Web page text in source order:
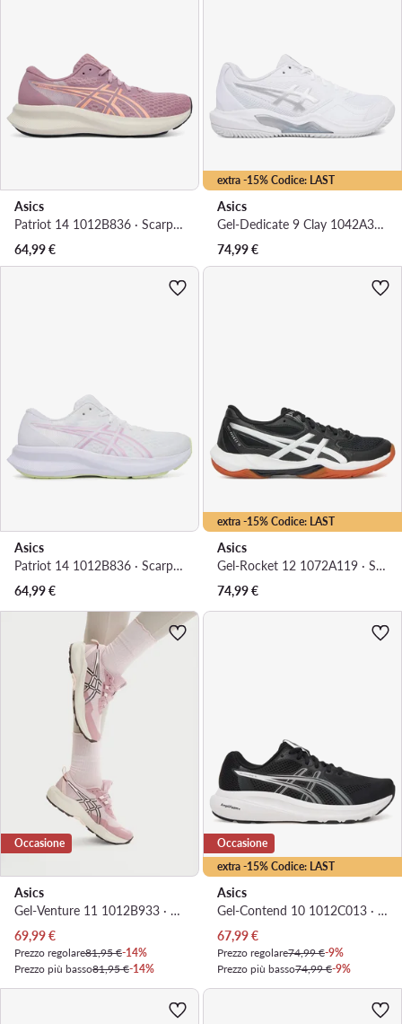
Asics
Patriot 14 1012B836 · Scarpe running
64,99€
extra -15% Codice: LAST
Asics
Gel-Dedicate 9 Clay 1042A314 · Scarpe da tennis
74,99€
Asics
Patriot 14 1012B836 · Scarpe running
64,99€
extra -15% Codice: LAST
Asics
Gel-Rocket 12 1072A119 · Scarpe indoor
74,99€
Occasione
Asics
Gel-Venture 11 1012B933 · Scarpe running
Prezzo attuale
69,99€
Prezzo regolare81,95 €-14%
Prezzo più basso81,95 €-14%
extra -15% Codice: LAST
Occasione
Asics
Gel-Contend 10 1012C013 · Scarpe running
Prezzo attuale
67,99€
Prezzo regolare74,99 €-9%
Prezzo più basso74,99 €-9%